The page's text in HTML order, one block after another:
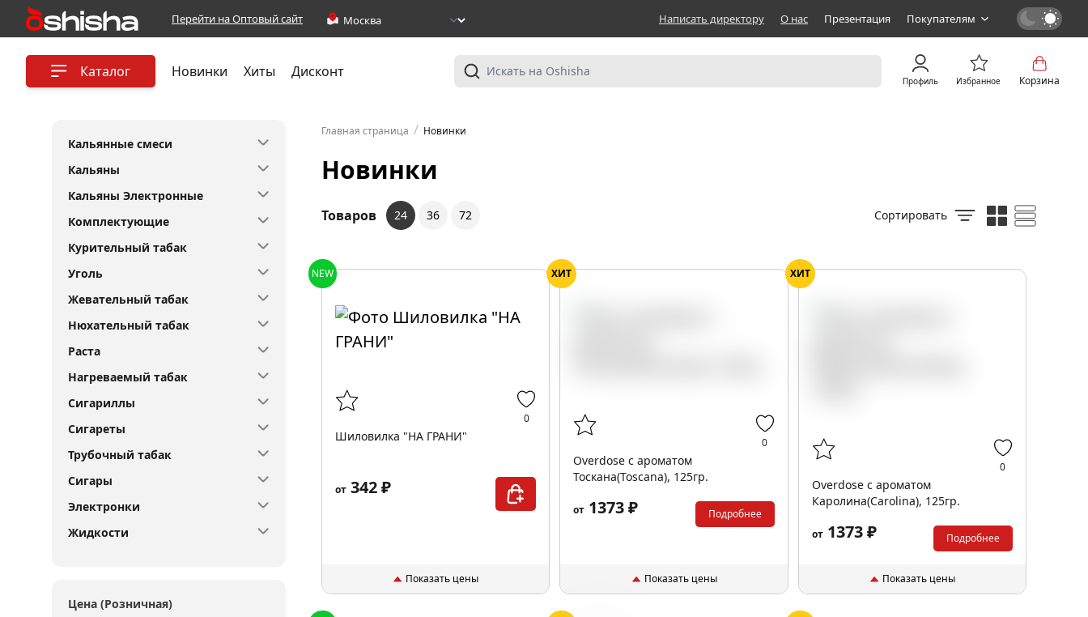
Перейти на Оптовый сайт Написать директору О нас Презентация Покупателям
Каталог Новинки Хиты Дисконт
Профиль Избранное Корзина
Кальянные смеси
Кальяны
Кальяны Электронные
Комплектующие
Курительный табак
Уголь
Жевательный табак
Нюхательный табак
Раста
Нагреваемый табак
Сигариллы
Сигареты
Трубочный табак
Сигары
Электронки
Жидкости
Цена (Розничная)
Главная страница / Новинки
Новинки
Товаров 24 36 72 Сортировать
NEW
0
Шиловилка "НА ГРАНИ"
от 342 ₽
Показать цены
ХИТ
0
Overdose с ароматом
Тоскана(Toscana), 125гр.
от 1373 ₽ Подробнее
Показать цены
ХИТ
0
Overdose с ароматом
Каролина(Carolina), 125гр.
от1373 ₽ Подробнее
Показать цены